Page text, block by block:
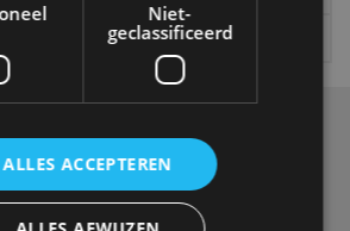
Games
vind je alles waar het hart van een
van gaat kloppen. In beeld én geluid,
supercar.Ons teamlevert je het laatste
autotests en nog veel meer.
Niet-
geclassificeerd
ALLES ACCEPTEREN